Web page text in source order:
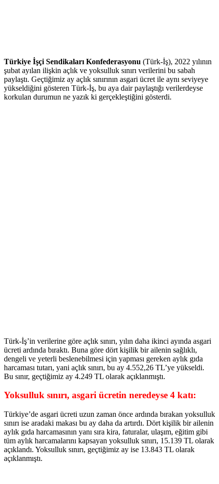
Türkiye İşçi Sendikaları Konfederasyonu (Türk-İş), 2022 yılının
şubat ayılan ilişkin açlık ve yoksulluk sınırı verilerini bu sabah
paylaştı. Geçtiğimiz ay açlık sınırının asgari ücret ile aynı seviyeye
yükseldiğini gösteren Türk-İş, bu aya dair paylaştığı verilerdeyse
korkulan durumun ne yazık ki gerçekleştiğini gösterdi.
Türk-İş’in verilerine göre açlık sınırı, yılın daha ikinci ayında asgari
ücreti ardında bıraktı. Buna göre dört kişilik bir ailenin sağlıklı,
dengeli ve yeterli beslenebilmesi için yapması gereken aylık gıda
harcaması tutarı, yani açlık sınırı, bu ay 4.552,26 TL’ye yükseldi.
Bu sınır, geçtiğimiz ay 4.249 TL olarak açıklanmıştı.
Yoksulluk sınırı, asgari ücretin neredeyse 4 katı:
Türkiye’de asgari ücreti uzun zaman önce ardında bırakan yoksulluk
sınırı ise aradaki makası bu ay daha da artırdı. Dört kişilik bir ailenin
aylık gıda harcamasının yanı sıra kira, faturalar, ulaşım, eğitim gibi
tüm aylık harcamalarını kapsayan yoksulluk sınırı, 15.139 TL olarak
açıklandı. Yoksulluk sınırı, geçtiğimiz ay ise 13.843 TL olarak
açıklanmıştı.